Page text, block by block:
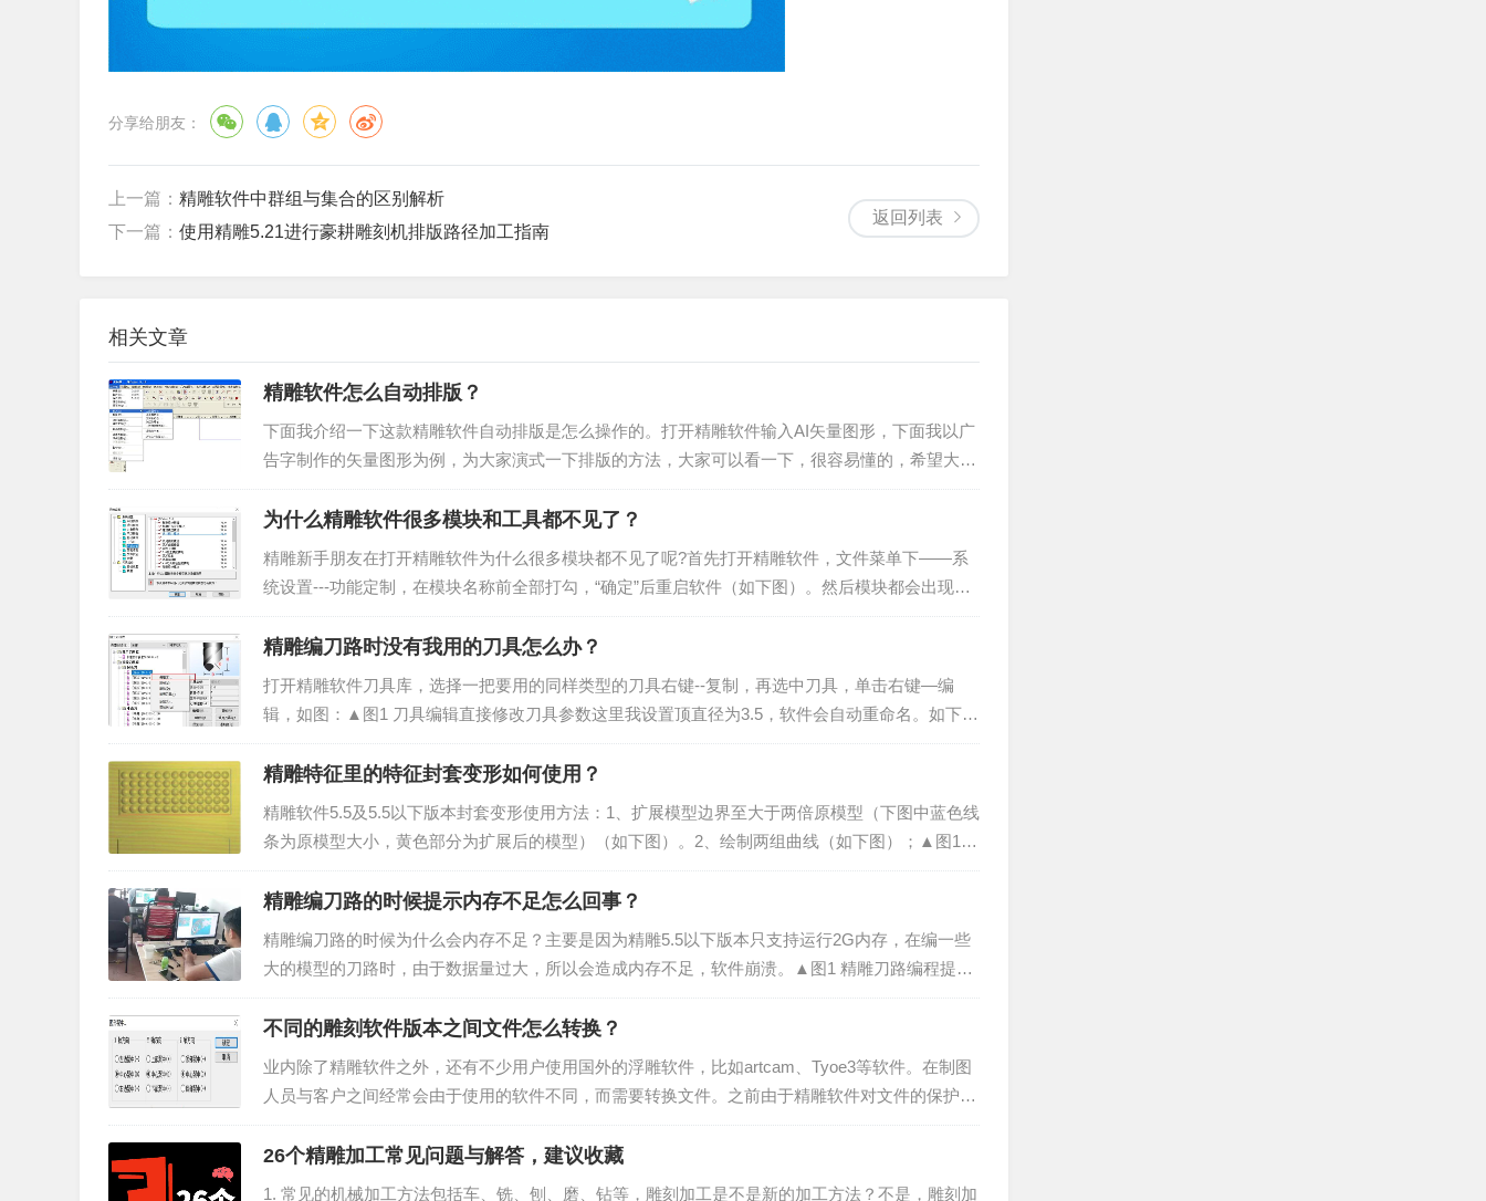
分享给朋友：
返回列表
上一篇： 精雕软件中群组与集合的区别解析
下一篇： 使用精雕5.21进行豪耕雕刻机排版路径加工指南
相关文章
精雕软件怎么自动排版？
下面我介绍一下这款精雕软件自动排版是怎么操作的。打开精雕软件输入AI矢量图形，下面我以广
告字制作的矢量图形为例，为大家演式一下排版的方法，大家可以看一下，很容易懂的，希望大家
举一反三。▲图1 打开精雕软件输入AI矢量图形自动排样的过程：1、...
为什么精雕软件很多模块和工具都不见了？
精雕新手朋友在打开精雕软件为什么很多模块都不见了呢?首先打开精雕软件，文件菜单下——系
统设置---功能定制，在模块名称前全部打勾，“确定”后重启软件（如下图）。然后模块都会出现
了。▲图1 功能定制如果有的功能按钮找不到的话，可以把...
精雕编刀路时没有我用的刀具怎么办？
打开精雕软件刀具库，选择一把要用的同样类型的刀具右键--复制，再选中刀具，单击右键—编
辑，如图：▲图1 刀具编辑直接修改刀具参数这里我设置顶直径为3.5，软件会自动重命名。如下
图：▲图2 刀具参数点“确定“新的刀具添加完成。...
精雕特征里的特征封套变形如何使用？
精雕软件5.5及5.5以下版本封套变形使用方法：1、扩展模型边界至大于两倍原模型（下图中蓝色线
条为原模型大小，黄色部分为扩展后的模型）（如下图）。2、绘制两组曲线（如下图）；▲图1▲
图2为了便于理解，上面右图中每条线用了不同的颜色（颜色的不...
精雕编刀路的时候提示内存不足怎么回事？
精雕编刀路的时候为什么会内存不足？主要是因为精雕5.5以下版本只支持运行2G内存，在编一些
大的模型的刀路时，由于数据量过大，所以会造成内存不足，软件崩溃。▲图1 精雕刀路编程提示
内存不足的解的一种方法是把一个模型分多次编刀路，然后一起输出路...
不同的雕刻软件版本之间文件怎么转换？
业内除了精雕软件之外，还有不少用户使用国外的浮雕软件，比如artcam、Tyoe3等软件。在制图
人员与客户之间经常会由于使用的软件不同，而需要转换文件。之前由于精雕软件对文件的保护，
精雕只能输入别的软件导出的模型,而不能导出模型供其他软件读...
26个精雕加工常见问题与解答，建议收藏
1. 常见的机械加工方法包括车、铣、刨、磨、钻等，雕刻加工是不是新的加工方法？不是，雕刻加